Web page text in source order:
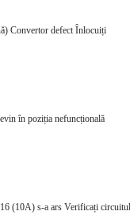
Convertor defect Înlocuiți
în poziția nefuncțională
(10A) s-a ars Verificați